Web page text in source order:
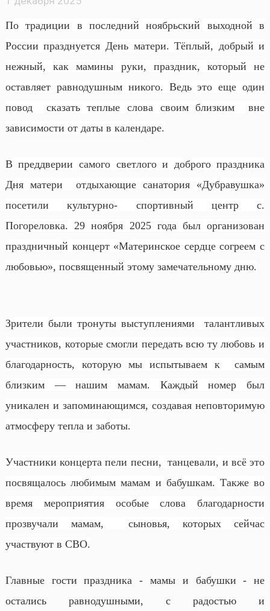
По традиции в последний ноябрьский выходной в
России празднуется День матери. Тёплый, добрый и
нежный, как мамины руки, праздник, который не
оставляет равнодушным никого. Ведь это еще один
повод сказать теплые слова своим близким вне
зависимости от даты в календаре.
В преддверии самого светлого и доброго праздника
Дня матери отдыхающие санатория «Дубравушка»
посетили культурно- спортивный центр с.
Погореловка. 29 ноября 2025 года был организован
праздничный концерт «Материнское сердце согреем с
любовью», посвященный этому замечательному дню.
Зрители были тронуты выступлениями талантливых
участников, которые смогли передать всю ту любовь и
благодарность, которую мы испытываем к самым
близким — нашим мамам. Каждый номер был
уникален и запоминающимся, создавая неповторимую
атмосферу тепла и заботы.
Участники концерта пели песни, танцевали, и всё это
посвящалось любимым мамам и бабушкам. Также во
время мероприятия особые слова благодарности
прозвучали мамам, сыновья, которых сейчас
участвуют в СВО.
Главные гости праздника - мамы и бабушки - не
остались равнодушными, с радостью и